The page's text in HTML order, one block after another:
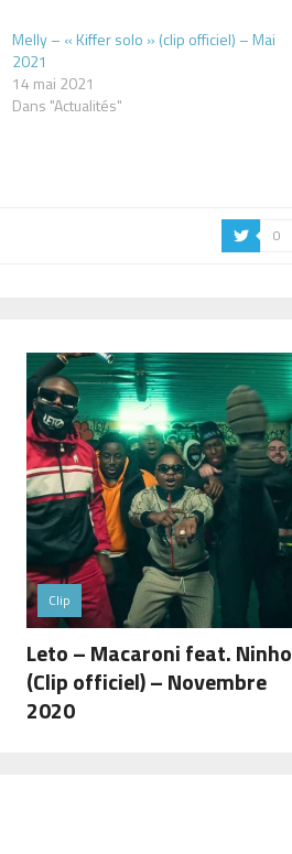
Melly – « Kiffer solo » (clip officiel) – Mai
2021
14 mai 2021
Dans "Actualités"
a 0
Clip
Leto – Macaroni feat. Ninho
(Clip officiel) – Novembre
2020